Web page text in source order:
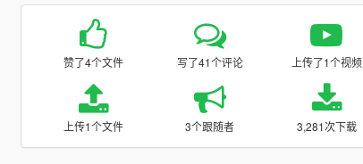
赞了4个文件 写了41个评论 上传了1个视频
上传1个文件 3个跟随者 3,281次下载